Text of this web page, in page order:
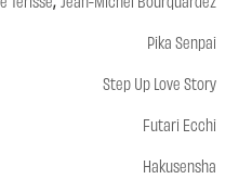
Pika Senpai
Step Up Love Story
Futari Ecchi
Hakusensha